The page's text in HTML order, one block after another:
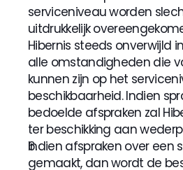
serviceniveau worden
uitdrukkelijk
Hibernis steeds onverwijld
alle omstandigheden die
kunnen zijn op het
beschikbaarheid. Indien
bedoelde afspraken zal
ter beschikking aan
Indien afspraken over een
gemaakt, dan wordt de